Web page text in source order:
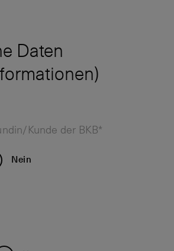
Daten
Kunde der BKB*
Nein